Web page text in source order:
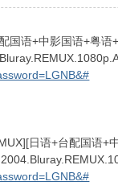
国语+中影国语+粤
日语+台配国语